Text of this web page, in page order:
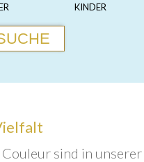
KINDER
sind in unserer